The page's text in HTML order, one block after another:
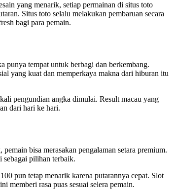
yang menarik, setiap permainan di situs toto
Situs toto selalu melakukan pembaruan secara
bagi para pemain.
punya tempat untuk berbagi dan berkembang.
yang kuat dan memperkaya makna dari hiburan itu
pengundian angka dimulai. Result macau yang
dari hari ke hari.
bisa merasakan pengalaman setara premium.
sebagai pilihan terbaik.
pun tetap menarik karena putarannya cepat. Slot
memberi rasa puas sesuai selera pemain.